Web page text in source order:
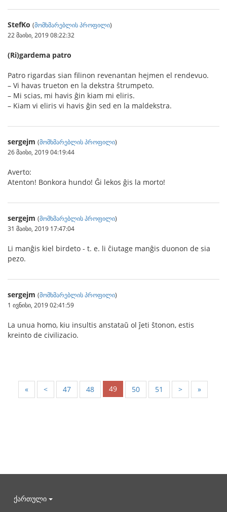
StefKo (მომხმარებლის პროფილი)
22 მაისი, 2019 08:22:32
(Ri)gardema patro
Patro rigardas sian filinon revenantan hejmen el rendevuo.
– Vi havas trueton en la dekstra ŝtrumpeto.
– Mi scias, mi havis ĝin kiam mi eliris.
– Kiam vi eliris vi havis ĝin sed en la maldekstra.
sergejm (მომხმარებლის პროფილი)
26 მაისი, 2019 04:19:44
Averto:
Atenton! Bonkora hundo! Ĝi lekos ĝis la morto!
sergejm (მომხმარებლის პროფილი)
31 მაისი, 2019 17:47:04
Li manĝis kiel birdeto - t. e. li ĉiutage manĝis duonon de sia
pezo.
sergejm (მომხმარებლის პროფილი)
1 ივნისი, 2019 02:41:59
La unua homo, kiu insultis anstataŭ ol ĵeti ŝtonon, estis
kreinto de civilizacio.
« < 47 48 49 50 51 > »
ქართული